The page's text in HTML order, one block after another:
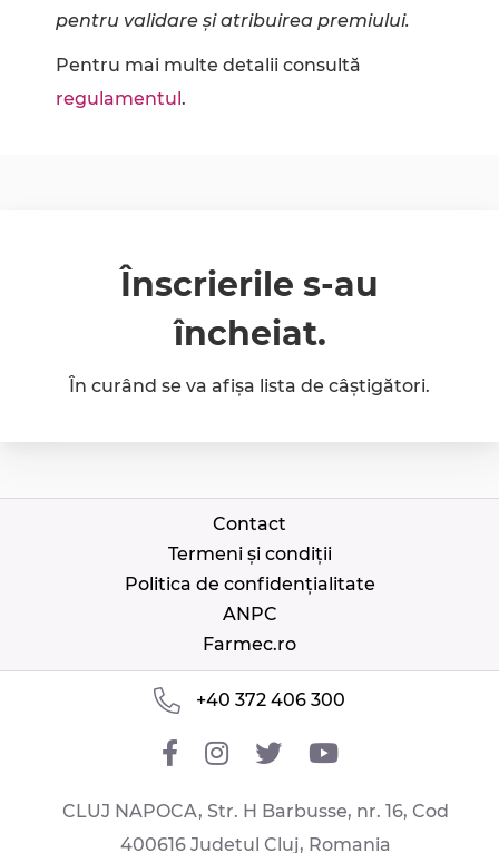
pentru validare și atribuirea premiului.
Pentru mai multe detalii consultă
regulamentul.
Înscrierile s-au
încheiat.
În curând se va afișa lista de câștigători.
Contact
Termeni și condiții
Politica de confidențialitate
ANPC
Farmec.ro
+40 372 406 300
CLUJ NAPOCA, Str. H Barbusse, nr. 16, Cod
400616 Judetul Cluj, Romania